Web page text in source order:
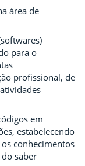
área de
para o
profissional, de
em
estabelecendo
conhecimentos
saber